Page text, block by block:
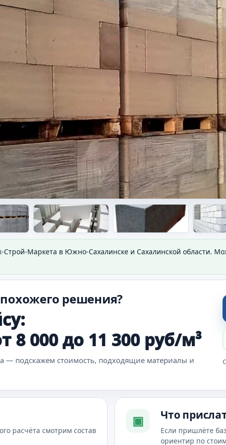
Маркета в Южно-Сахалинске и Сахалинской области.
решения?
8 000 до 11 300 руб/м³
— подскажем стоимость, подходящие материалы и
расчёта смотрим состав
▣ Что
Если пришлёте
ориентир по